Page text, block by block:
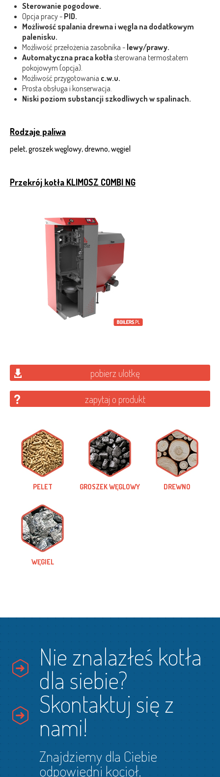
Sterowanie pogodowe.
Opcja pracy - PID.
Możliwość spalania drewna i węgla na dodatkowym
palenisku.
Możliwość przełożenia zasobnika - lewy/prawy.
Automatyczna praca kotłasterowana termostatem
pokojowym (opcja).
Możliwość przygotowania c.w.u.
Prosta obsługa i konserwacja.
Niski poziom substancji szkodliwych w spalinach.
Rodzaje paliwa
pelet, groszek węglowy, drewno, węgiel
Przekrój kotła KLIMOSZ COMBI NG
pobierz ulotkę
zapytaj o produkt
PELET GROSZEK WĘGLOWY DREWNO
WĘGIEL
Nie znalazłeś kotła
dla siebie?
Skontaktuj się z
nami!
Znajdziemy dla Ciebie
odpowiedni kocioł.